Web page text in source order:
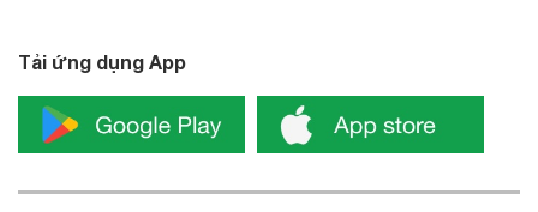
Tải ứng dụng App